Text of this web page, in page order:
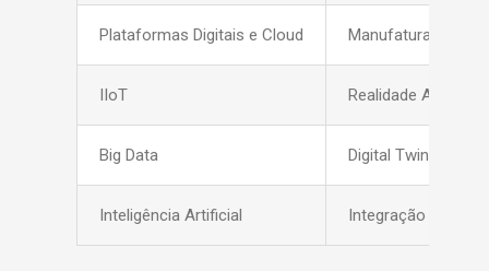
Plataformas Digitais e Cloud Manufatura Aditiva
IIoT Realidade
Big Data Digital Twins
Inteligência Artificial Integração